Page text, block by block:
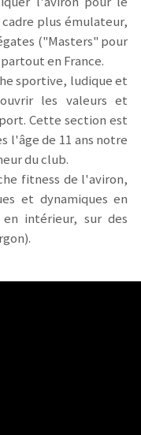
cadre plus émulateur,
("Masters" pour
en France.
sportive, ludique et
les valeurs et
Cette section est
l'âge de 11 ans notre
du club.
fitness de l'aviron,
et dynamiques en
intérieur, sur des